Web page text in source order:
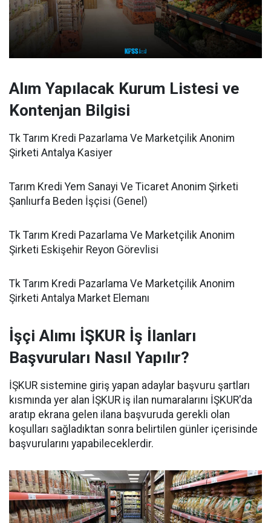
Alım Yapılacak Kurum Listesi ve
Kontenjan Bilgisi
Tk Tarım Kredi Pazarlama Ve Marketçilik Anonim
Şirketi Antalya Kasiyer
Tarım Kredi Yem Sanayi Ve Ticaret Anonim Şirketi
Şanlıurfa Beden İşçisi (Genel)
Tk Tarım Kredi Pazarlama Ve Marketçilik Anonim
Şirketi Eskişehir Reyon Görevlisi
Tk Tarım Kredi Pazarlama Ve Marketçilik Anonim
Şirketi Antalya Market Elemanı
İşçi Alımı İŞKUR İş İlanları
Başvuruları Nasıl Yapılır?
İŞKUR sistemine giriş yapan adaylar başvuru şartları
kısmında yer alan İŞKUR iş ilan numaralarını İŞKUR'da
aratıp ekrana gelen ilana başvuruda gerekli olan
koşulları sağladıktan sonra belirtilen günler içerisinde
başvurularını yapabileceklerdir.